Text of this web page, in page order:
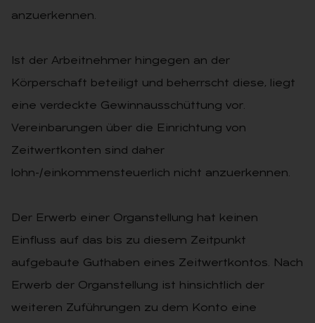
anzuerkennen.
Ist der Arbeitnehmer hingegen an der
Körperschaft beteiligt und beherrscht diese, liegt
eine verdeckte Gewinnausschüttung vor.
Vereinbarungen über die Einrichtung von
Zeitwertkonten sind daher
lohn-/einkommensteuerlich nicht anzuerkennen.
Der Erwerb einer Organstellung hat keinen
Einfluss auf das bis zu diesem Zeitpunkt
aufgebaute Guthaben eines Zeitwertkontos. Nach
Erwerb der Organstellung ist hinsichtlich der
weiteren Zuführungen zu dem Konto eine